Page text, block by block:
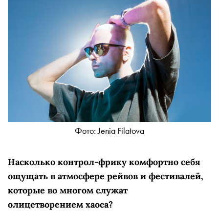
Фото: Jenia Filatova
Насколько контрол-фрику комфортно себя
ощущать в атмосфере рейвов и фестивалей,
которые во многом служат
олицетворением хаоса?